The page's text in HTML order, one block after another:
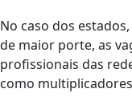
No caso dos
de maior porte, as
profissionais das
como